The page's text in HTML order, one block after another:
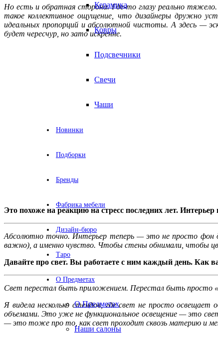
Керамика
Ковры
Подсвечники
Свечи
Чаши
Новинки
Подборки
Бренды
Фабрика мебели
Дизайн-бюро
Таро
О Предметах
О Предметах
Наши салоны
Но есть и обратная сторона. Где-то глазу реально
такое коллективное ощущение, что дизайнеры дружно
идеальных пропорций и абсолютной чистоты. А здесь —
будет чересчур, но зато искренне.
Это похоже на реакцию на стресс последних лет. Интерьер
Абсолютно точно. Интерьер теперь — это не просто фон
важно), а именно чувство. Чтобы стены обнимали, чтобы
Давайте про свет. Вы работаете с ним каждый день. Как
Свет перестал быть приложением. Перестал быть просто
Я видела несколько стендов, где свет не просто
объемами. Это уже не функциональное освещение — это
— это тоже про то, как свет проходит сквозь материю и